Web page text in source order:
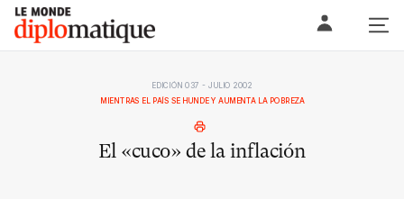
Skip
content
Le monde diplomatique
EDICIÓN 037 - JULIO 2002
MIENTRAS EL PAÍS SE HUNDE Y AUMENTA LA POBREZA
El «cuco» de la inflación